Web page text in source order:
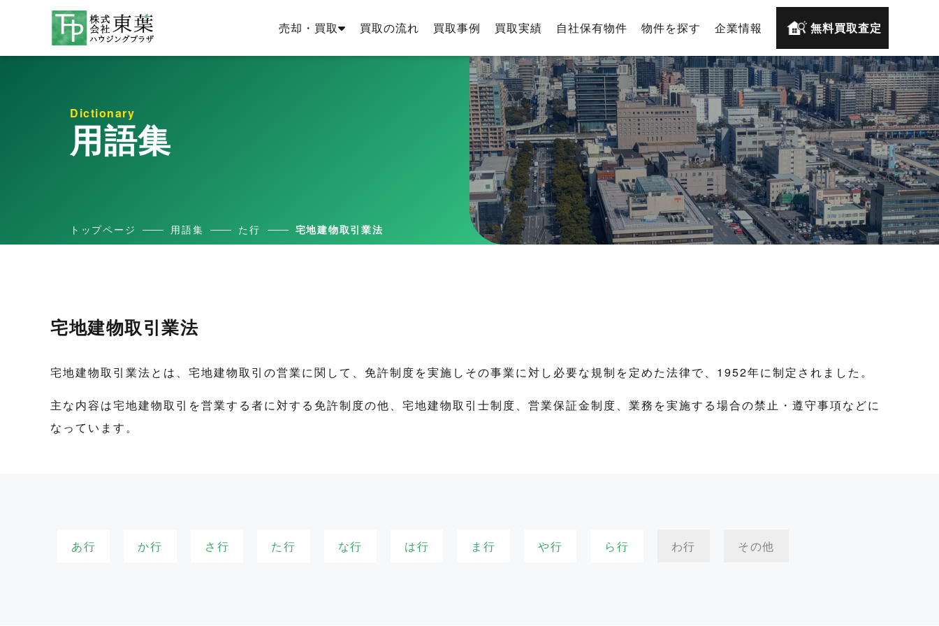
売却・買取 買取の流れ 買取事例 買取実績 自社保有物件 物件を探す 企業情報 無料買取査定
Dictionary
用語集
トップページ 用語集 た行 宅地建物取引業法
宅地建物取引業法
宅地建物取引業法とは、宅地建物取引の営業に関して、免許制度を実施しその事業に対し必要な規制を定めた法律で、1952年に制定されました。
主な内容は宅地建物取引を営業する者に対する免許制度の他、宅地建物取引士制度、営業保証金制度、業務を実施する場合の禁止・遵守事項などに
なっています。
あ行 か行 さ行 た行 な行 は行 ま行 や行 ら行 わ行 その他